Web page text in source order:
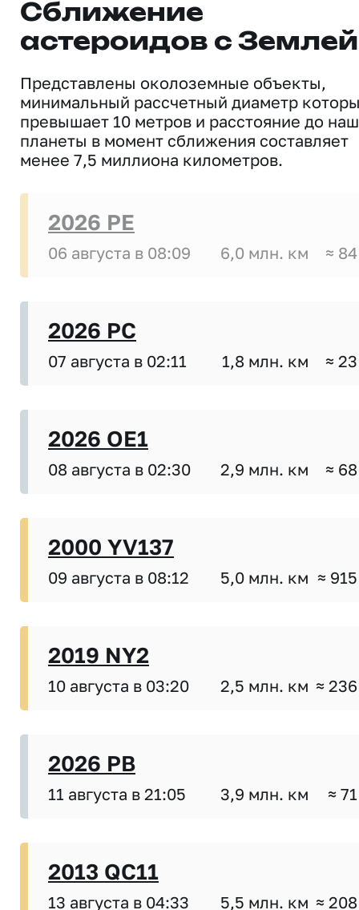
Сближение
астероидов с Землей
Представлены околоземные объекты,
минимальный рассчетный диаметр
превышает 10 метров и расстояние до
планеты в момент сближения составляет
менее 7,5 миллиона километров.
2026 PE
06 августа в 08:09 6,0 млн. км ≈
2026 PC
07 августа в 02:11 1,8 млн. км ≈
2026 OE1
08 августа в 02:30 2,9 млн. км ≈
2000 YV137
09 августа в 08:12 5,0 млн. км ≈
2019 NY2
10 августа в 03:20 2,5 млн. км ≈
2026 PB
11 августа в 21:05 3,9 млн. км ≈
2013 QC11
13 августа в 04:33 5,5 млн. км ≈